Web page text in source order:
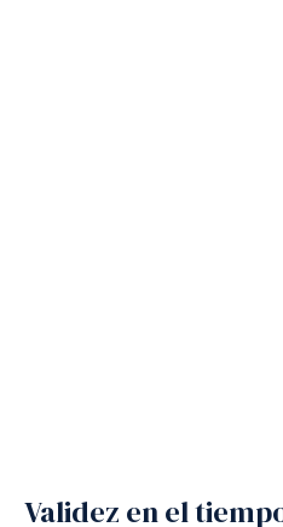
Validez en el